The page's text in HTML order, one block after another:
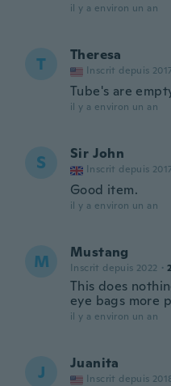
il y a environ un an
T Theresa
Inscrit depuis
Tube's are
il y a environ un an
S Sir John
Inscrit depuis
Good item.
il y a environ un an
M Mustang
Inscrit depuis 2022 ·
This does
eye bags more
il y a environ un an
J Juanita
Inscrit depuis